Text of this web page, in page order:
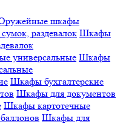
шкафы
Шкафы
Шкафы
Шкафы бухгалтерские
Шкафы для документов
Шкафы картотечные
Шкафы для